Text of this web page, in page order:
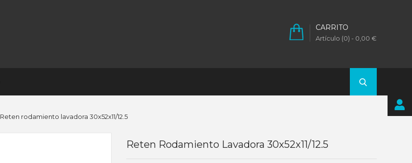
CARRITO
Artículo (0) - 0,00 €
Reten rodamiento lavadora 30x52x11/12.5
Reten Rodamiento Lavadora 30x52x11/12.5